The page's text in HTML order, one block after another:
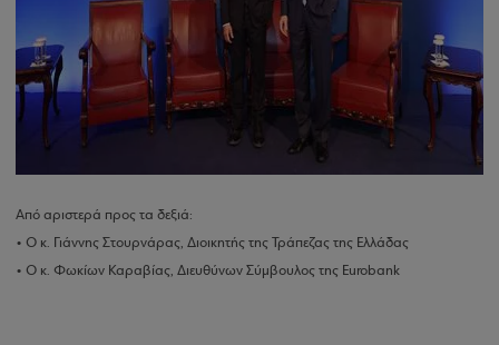
Από αριστερά προς τα δεξιά:
• Ο κ. Γιάννης Στουρνάρας, Διοικητής της Τράπεζας της Ελλάδας
• Ο κ. Φωκίων Καραβίας, Διευθύνων Σύμβουλος της Eurobank